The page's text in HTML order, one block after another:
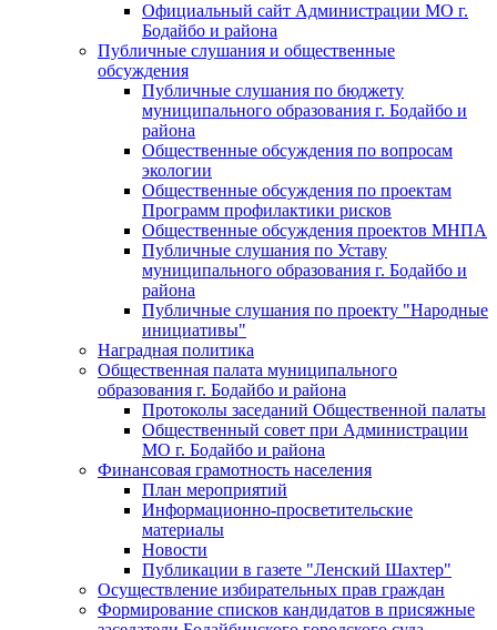
Официальный сайт Администрации МО г.
Бодайбо и района
Публичные слушания и общественные
обсуждения
Публичные слушания по бюджету
муниципального образования г. Бодайбо и
района
Общественные обсуждения по вопросам
экологии
Общественные обсуждения по проектам
Программ профилактики рисков
Общественные обсуждения проектов МНПА
Публичные слушания по Уставу
муниципального образования г. Бодайбо и
района
Публичные слушания по проекту "Народные
инициативы"
Наградная политика
Общественная палата муниципального
образования г. Бодайбо и района
Протоколы заседаний Общественной палаты
Общественный совет при Администрации
МО г. Бодайбо и района
Финансовая грамотность населения
План мероприятий
Информационно-просветительские
материалы
Новости
Публикации в газете "Ленский Шахтер"
Осуществление избирательных прав граждан
Формирование списков кандидатов в присяжные